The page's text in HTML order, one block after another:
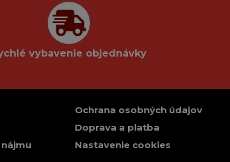
vybavenie objednávky
Ochrana osobných údajov
Doprava a platba
Nastavenie cookies